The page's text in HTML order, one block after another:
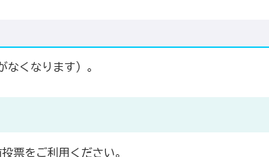
くなります）。
票をご利用ください。